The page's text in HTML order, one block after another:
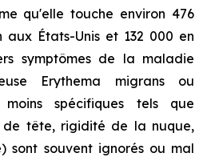
qu'elle touche environ 476
aux États-Unis et 132 000 en
symptômes de la maladie
Erythema migrans ou
moins spécifiques tels que
tête, rigidité de la nuque,
sont souvent ignorés ou mal